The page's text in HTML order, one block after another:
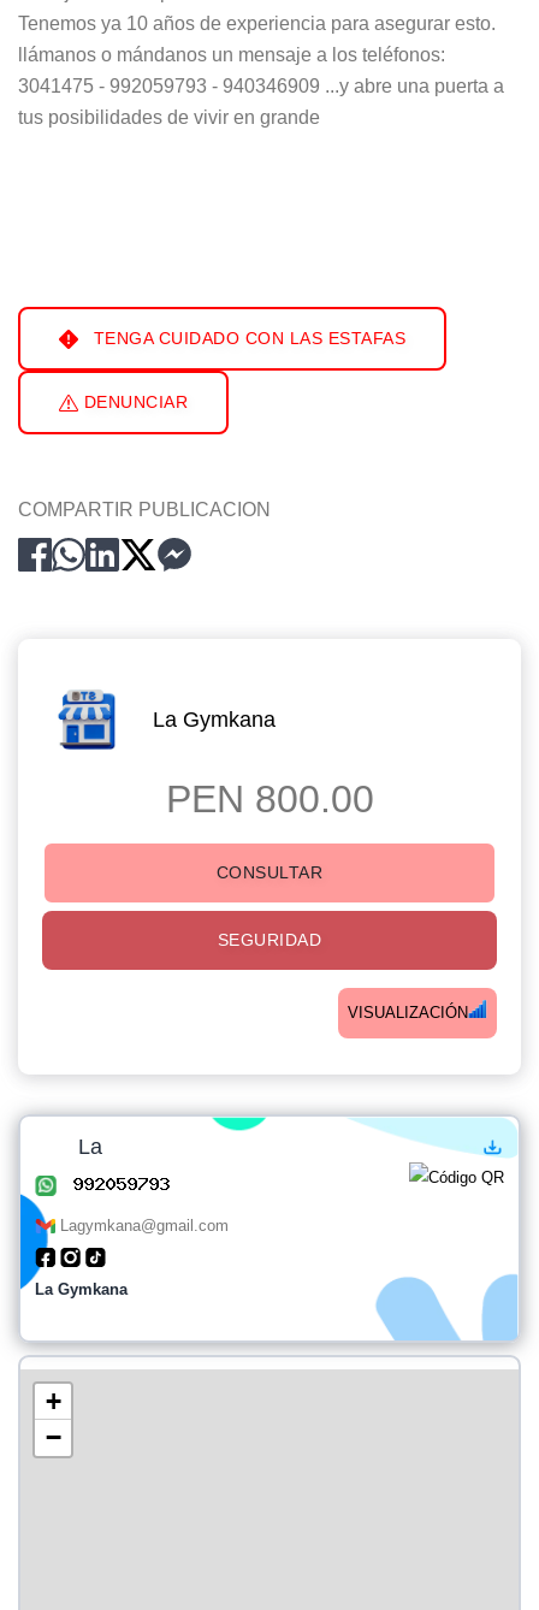
Tenemos ya 10 años de experiencia para asegurar esto.
llámanos o mándanos un mensaje a los teléfonos:
3041475 - 992059793 - 940346909 ...y abre una puerta a
tus posibilidades de vivir en grande
TENGA CUIDADO CON LAS ESTAFAS
DENUNCIAR
COMPARTIR PUBLICACION
La Gymkana
PEN 800.00
CONSULTAR
SEGURIDAD
VISUALIZACIÓN
La
Lagymkana@gmail.com
La Gymkana
+
−